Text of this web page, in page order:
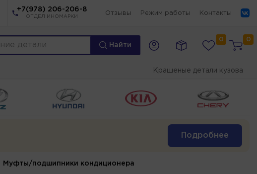
+7(978) 206-206-8
ОТДЕЛ ИНОМАРКИ
Отзывы Режим работы Контакты
Найти
0 0
Крашеные детали кузова
Подробнее
Муфты/подшипники кондиционера